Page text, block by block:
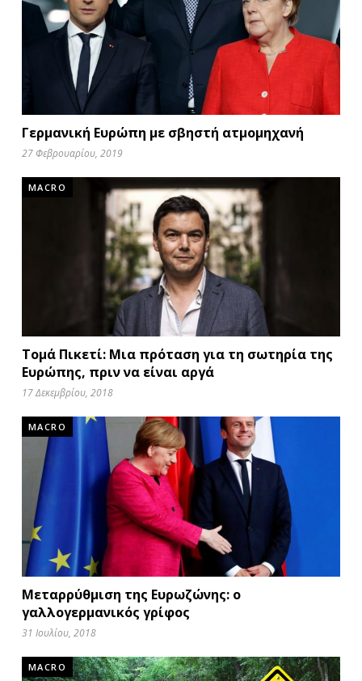
Γερμανική Ευρώπη με σβηστή ατμομηχανή
27 Φεβρουαρίου, 2019
MACRO
Τομά Πικετί: Μια πρόταση για τη σωτηρία της
Ευρώπης, πριν να είναι αργά
17 Δεκεμβρίου, 2018
MACRO
Μεταρρύθμιση της Ευρωζώνης: ο
γαλλογερμανικός γρίφος
31 Ιουλίου, 2018
MACRO